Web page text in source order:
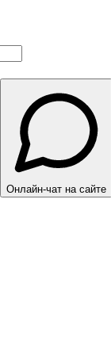
Онлайн-чат на сайте